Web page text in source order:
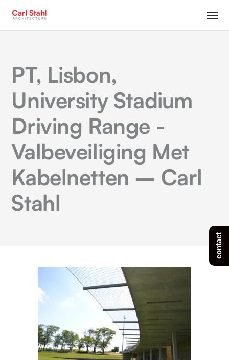
PT, Lisbon,
University Stadium
Driving Range -
Valbeveiliging Met
Kabelnetten – Carl
Stahl
contact